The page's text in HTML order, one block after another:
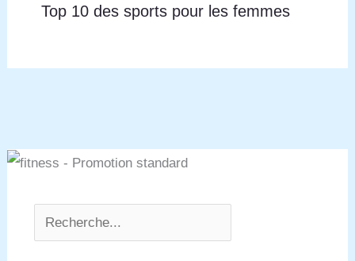
Top 10 des sports pour les femmes